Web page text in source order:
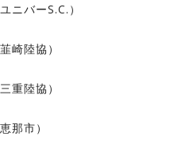
バーS.C.）
韮崎陸協）
三重陸協）
／恵那市）